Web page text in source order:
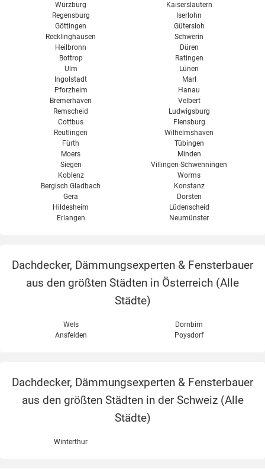
Würzburg
Regensburg
Göttingen
Recklinghausen
Heilbronn
Bottrop
Ulm
Ingolstadt
Pforzheim
Bremerhaven
Remscheid
Cottbus
Reutlingen
Fürth
Moers
Siegen
Koblenz
Bergisch Gladbach
Gera
Hildesheim
Erlangen
Kaiserslautern
Iserlohn
Gütersloh
Schwerin
Düren
Ratingen
Lünen
Marl
Hanau
Velbert
Ludwigsburg
Flensburg
Wilhelmshaven
Tübingen
Minden
Villingen-Schwenningen
Worms
Konstanz
Dorsten
Lüdenscheid
Neumünster
Dachdecker, Dämmungsexperten & Fensterbauer
aus den größten Städten in Österreich (Alle
Städte)
Wels
Dornbirn
Ansfelden
Poysdorf
Dachdecker, Dämmungsexperten & Fensterbauer
aus den größten Städten in der Schweiz (Alle
Städte)
Winterthur